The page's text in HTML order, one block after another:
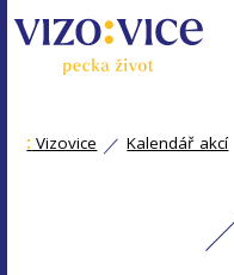
: Vizovice Kalendář akcí